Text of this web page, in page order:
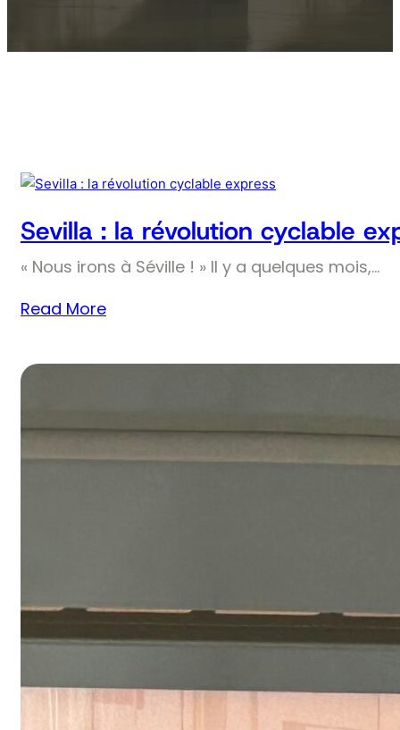
Sevilla : la révolution cyclable
« Nous irons à Séville ! » Il y a quelques mois,…
Read More